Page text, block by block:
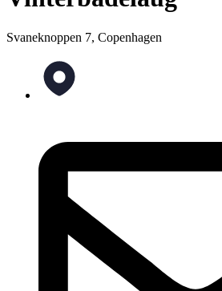
Svaneknoppen 7, Copenhagen